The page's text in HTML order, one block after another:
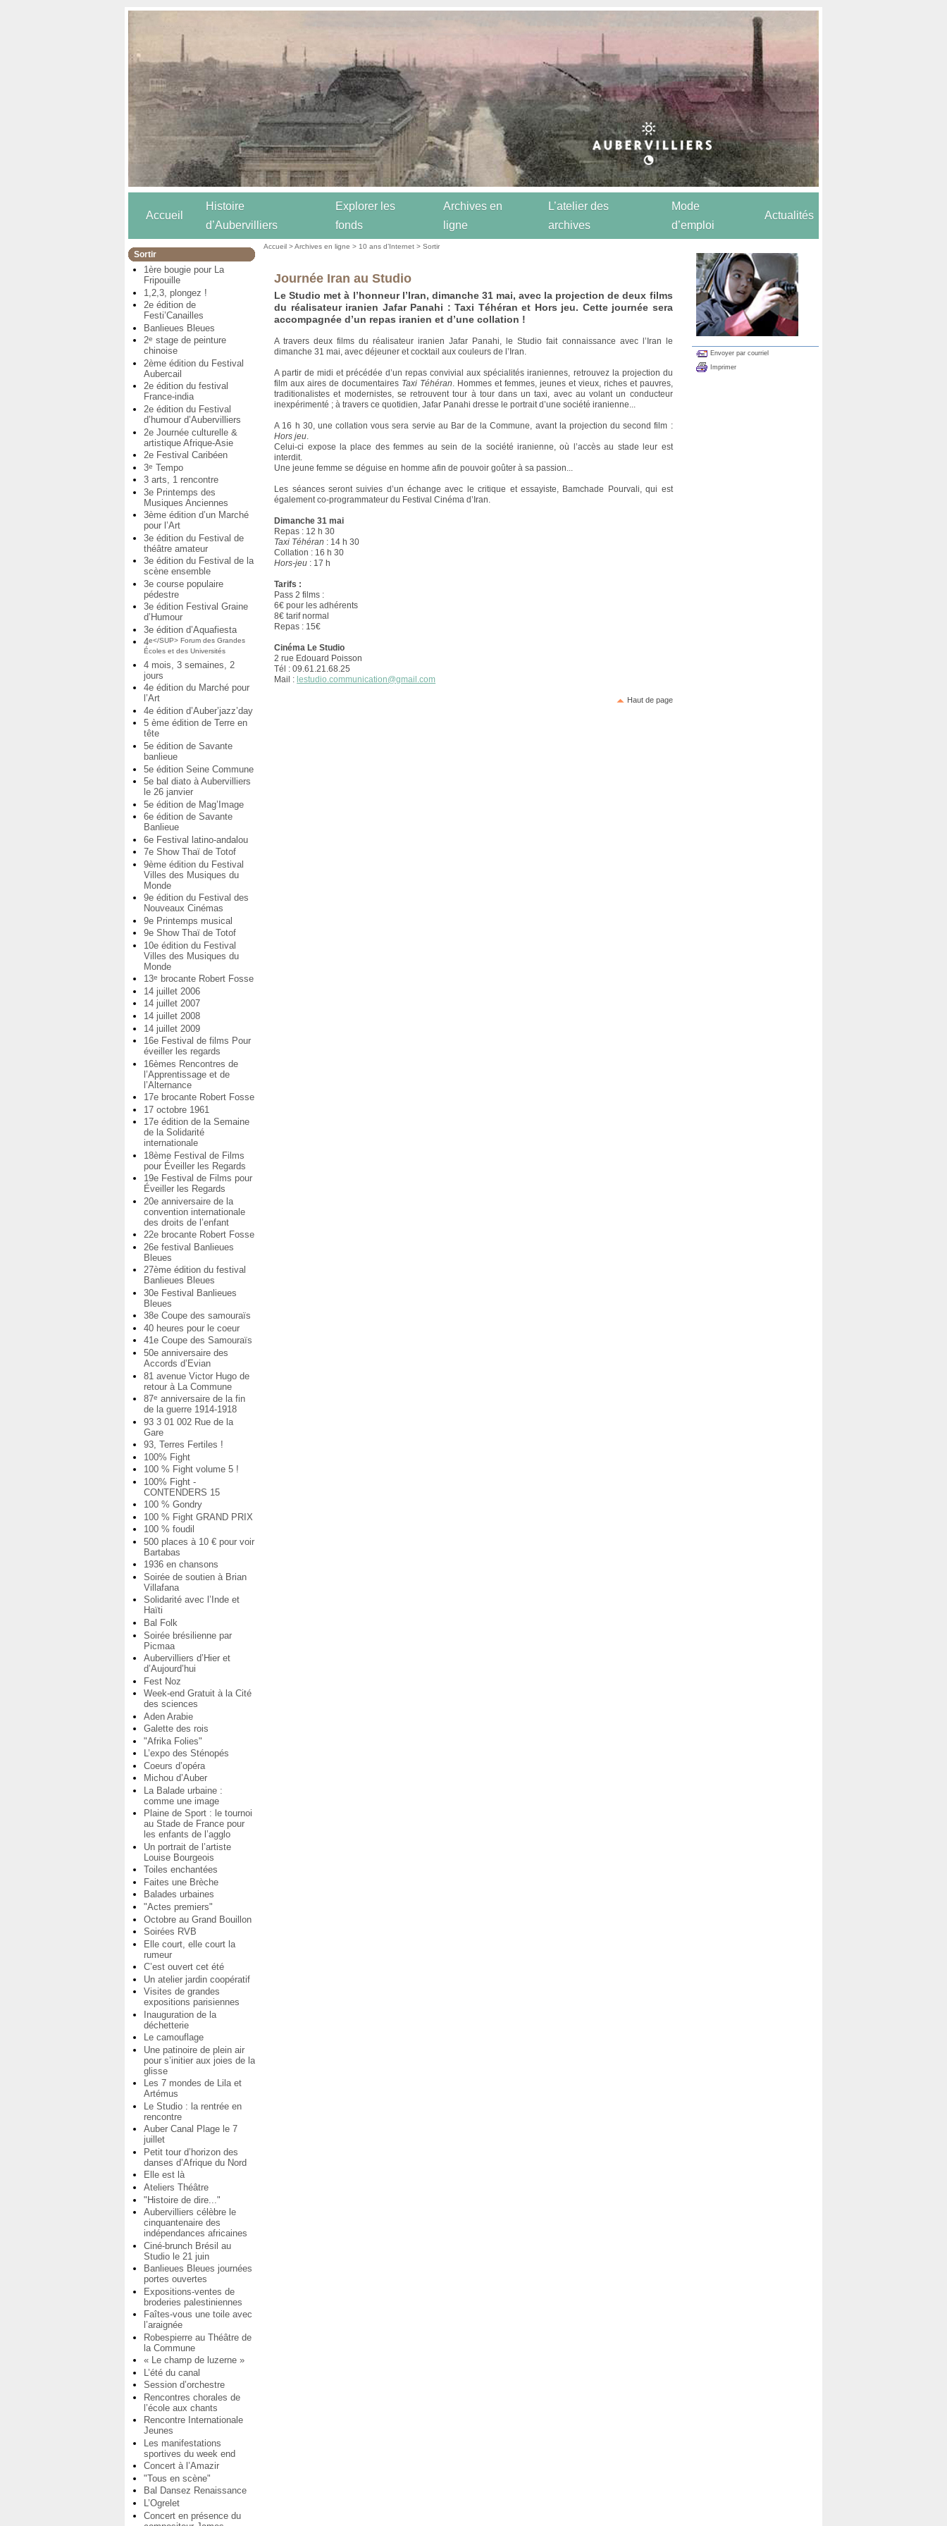
Accueil
Histoire
d’Aubervilliers
Explorer les
fonds
Archives en
ligne
L’atelier des
archives
Mode
d’emploi
Actualités
Sortir
1ère bougie pour La
Fripouille
1,2,3, plongez !
2e édition de
Festi’Canailles
Banlieues Bleues
2e stage de peinture
chinoise
2ème édition du Festival
Aubercail
2e édition du festival
France-india
2e édition du Festival
d’humour d’Aubervilliers
2e Journée culturelle &
artistique Afrique-Asie
2e Festival Caribéen
3e Tempo
3 arts, 1 rencontre
3e Printemps des
Musiques Anciennes
3ème édition d’un Marché
pour l’Art
3e édition du Festival de
théâtre amateur
3e édition du Festival de la
scène ensemble
3e course populaire
pédestre
3e édition Festival Graine
d’Humour
3e édition d’Aquafiesta
4e</SUP> Forum des Grandes
Écoles et des Universités
4 mois, 3 semaines, 2
jours
4e édition du Marché pour
l’Art
4e édition d’Auber’jazz’day
5 ème édition de Terre en
tête
5e édition de Savante
banlieue
5e édition Seine Commune
5e bal diato à Aubervilliers
le 26 janvier
5e édition de Mag’Image
6e édition de Savante
Banlieue
6e Festival latino-andalou
7e Show Thaï de Totof
9ème édition du Festival
Villes des Musiques du
Monde
9e édition du Festival des
Nouveaux Cinémas
9e Printemps musical
9e Show Thaï de Totof
10e édition du Festival
Villes des Musiques du
Monde
13e
brocante Robert Fosse
14 juillet 2006
14 juillet 2007
14 juillet 2008
14 juillet 2009
16e Festival de films Pour
éveiller les regards
16èmes Rencontres de
l’Apprentissage et de
l’Alternance
17e brocante Robert Fosse
17 octobre 1961
17e édition de la Semaine
de la Solidarité
internationale
18ème Festival de Films
pour Éveiller les Regards
19e Festival de Films pour
Éveiller les Regards
20e anniversaire de la
convention internationale
des droits de l’enfant
22e brocante Robert Fosse
26e festival Banlieues
Bleues
27ème édition du festival
Banlieues Bleues
30e Festival Banlieues
Bleues
38e Coupe des samouraïs
40 heures pour le coeur
41e Coupe des Samouraïs
50e anniversaire des
Accords d’Evian
81 avenue Victor Hugo de
retour à La Commune
87e anniversaire de la fin
de la guerre 1914-1918
93 3 01 002 Rue de la
Gare
93, Terres Fertiles !
100% Fight
100 % Fight volume 5 !
100% Fight -
CONTENDERS 15
100 % Gondry
100 % Fight GRAND PRIX
100 % foudil
500 places à 10 € pour voir
Bartabas
1936 en chansons
Soirée de soutien à Brian
Villafana
Solidarité avec l’Inde et
Haïti
Bal Folk
Soirée brésilienne par
Picmaa
Aubervilliers d’Hier et
d’Aujourd’hui
Fest Noz
Week-end Gratuit à la Cité
des sciences
Aden Arabie
Galette des rois
"Afrika Folies"
L’expo des Sténopés
Coeurs d’opéra
Michou d’Auber
La Balade urbaine :
comme une image
Plaine de Sport : le tournoi
au Stade de France pour
les enfants de l’agglo
Un portrait de l’artiste
Louise Bourgeois
Toiles enchantées
Faites une Brèche
Balades urbaines
"Actes premiers"
Octobre au Grand Bouillon
Soirées RVB
Elle court, elle court la
rumeur
C’est ouvert cet été
Un atelier jardin coopératif
Visites de grandes
expositions parisiennes
Inauguration de la
déchetterie
Le camouflage
Une patinoire de plein air
pour s’initier aux joies de la
glisse
Les 7 mondes de Lila et
Artémus
Le Studio : la rentrée en
rencontre
Auber Canal Plage le 7
juillet
Petit tour d’horizon des
danses d’Afrique du Nord
Elle est là
Ateliers Théâtre
"Histoire de dire..."
Aubervilliers célèbre le
cinquantenaire des
indépendances africaines
Ciné-brunch Brésil au
Studio le 21 juin
Banlieues Bleues journées
portes ouvertes
Expositions-ventes de
broderies palestiniennes
Faîtes-vous une toile avec
l’araignée
Robespierre au Théâtre de
la Commune
« Le champ de luzerne »
L’été du canal
Session d’orchestre
Rencontres chorales de
l’école aux chants
Rencontre Internationale
Jeunes
Les manifestations
sportives du week end
Concert à l’Amazir
"Tous en scène"
Bal Dansez Renaissance
L’Ogrelet
Concert en présence du
Accueil >Archives en ligne > 10 ans d’Internet >Sortir
Journée Iran au Studio
Le Studio met à l’honneur l’Iran, dimanche 31 mai, avec la projection de deux films
du réalisateur iranien Jafar Panahi : Taxi Téhéran et Hors jeu. Cette journée sera
accompagnée d’un repas iranien et d’une collation !
A travers deux films du réalisateur iranien Jafar Panahi, le Studio fait connaissance avec l’Iran le
dimanche 31 mai, avec déjeuner et cocktail aux couleurs de l’Iran.
A partir de midi et précédée d’un repas convivial aux spécialités iraniennes, retrouvez la projection du
film aux aires de documentaires Taxi Téhéran. Hommes et femmes, jeunes et vieux, riches et pauvres,
traditionalistes et modernistes, se retrouvent tour à tour dans un taxi, avec au volant un conducteur
inexpérimenté ; à travers ce quotidien, Jafar Panahi dresse le portrait d’une société iranienne...
A 16 h 30, une collation vous sera servie au Bar de la Commune, avant la projection du second film :
Hors jeu.
Celui-ci expose la place des femmes au sein de la société iranienne, où l’accès au stade leur est
interdit.
Une jeune femme se déguise en homme afin de pouvoir goûter à sa passion...
Les séances seront suivies d’un échange avec le critique et essayiste, Bamchade Pourvali, qui est
également co-programmateur du Festival Cinéma d’Iran.
Dimanche 31 mai
Repas : 12 h 30
Taxi Téhéran : 14 h 30
Collation : 16 h 30
Hors-jeu : 17 h
Tarifs :
Pass 2 films :
6€ pour les adhérents
8€ tarif normal
Repas : 15€
Cinéma Le Studio
2 rue Edouard Poisson
Tél : 09.61.21.68.25
Mail : lestudio.communication@gmail.com
Haut de page
Envoyer par courriel
Imprimer